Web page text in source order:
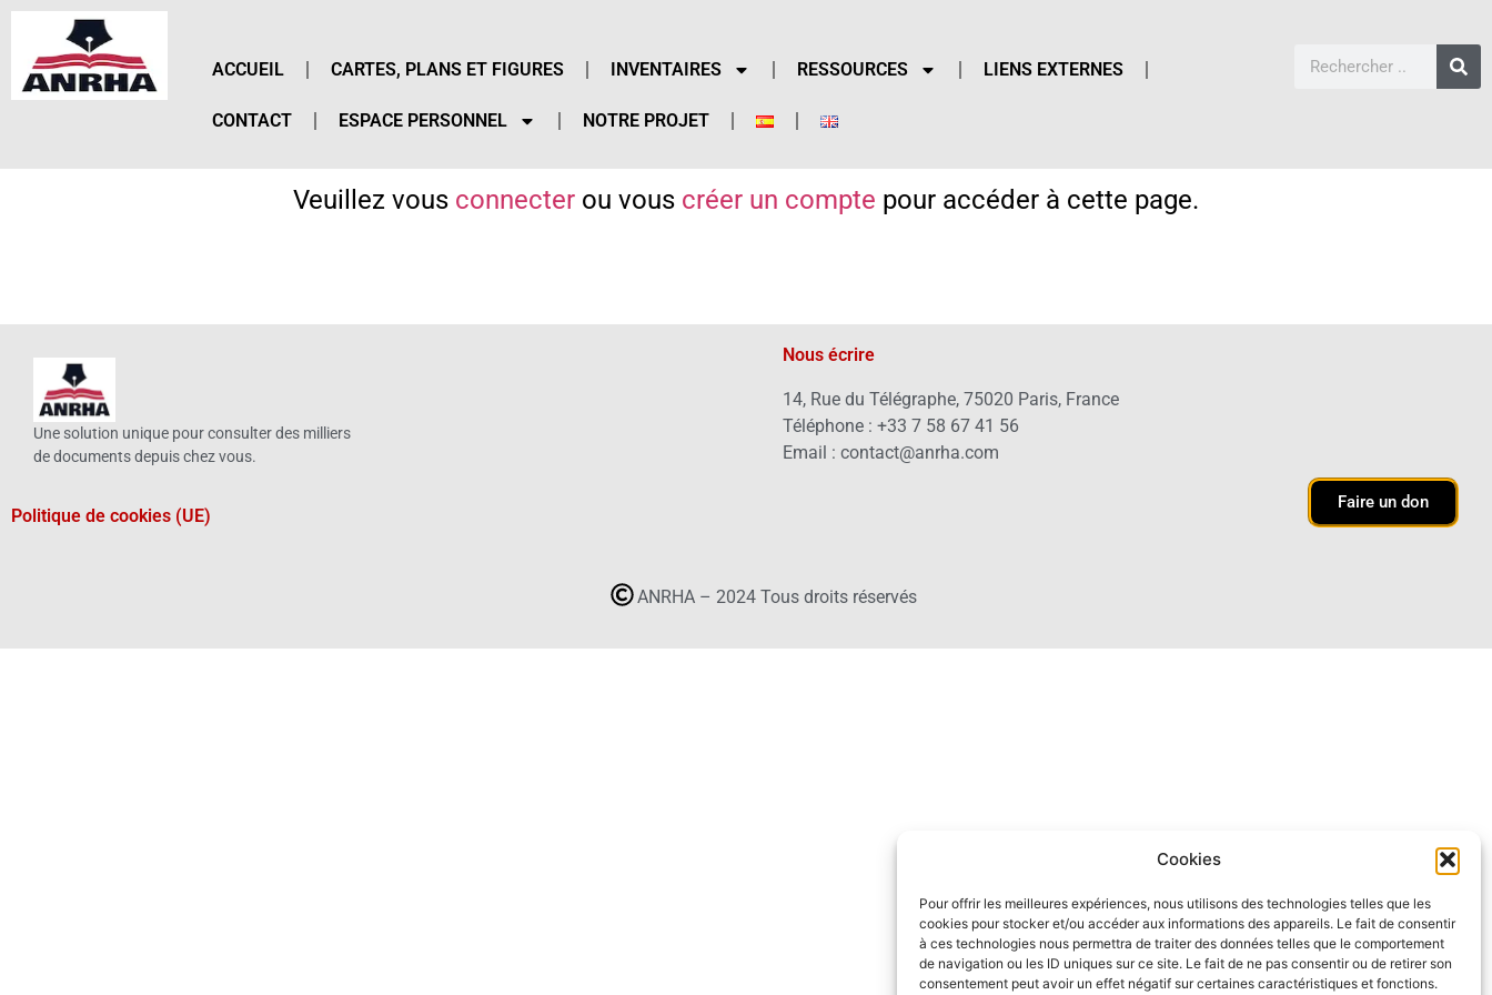
Cookies
Pour offrir les meilleures expériences, nous utilisons des technologies telles que les
cookies pour stocker et/ou accéder aux informations des appareils. Le fait de consentir
à ces technologies nous permettra de traiter des données telles que le comportement
de navigation ou les ID uniques sur ce site. Le fait de ne pas consentir ou de retirer son
consentement peut avoir un effet négatif sur certaines caractéristiques et fonctions.
ACCUEIL CARTES, PLANS ET FIGURES INVENTAIRES RESSOURCES LIENS EXTERNES
CONTACT ESPACE PERSONNEL NOTRE PROJET
Veuillez vous connecter ou vous créer un compte pour accéder à cette page.
Une solution unique pour consulter des milliers
de documents depuis chez vous.
Politique de cookies (UE)
Nous écrire
14, Rue du Télégraphe, 75020 Paris, France
Téléphone : +33 7 58 67 41 56
Email : contact@anrha.com
Faire un don
ANRHA – 2024 Tous droits réservés